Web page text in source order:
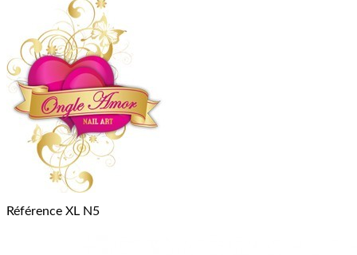
Référence XL N5